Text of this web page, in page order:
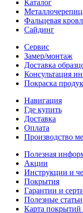
Каталог
Фальцевая
Сайдинг
Сервис
Замер/монтаж
Доставка
Консультация
Покраска
Навигация
Где купить
Доставка
Оплата
Производство
Полезная
Акции
Инструкции и
Покрытия
Гарантии и
Полезные статьи
Карта покрытий